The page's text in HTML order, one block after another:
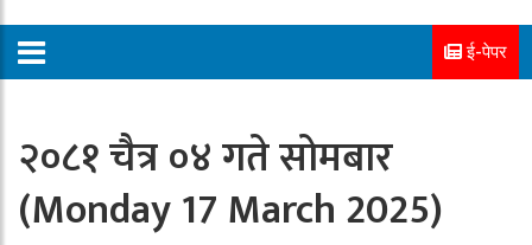
ई-पेपर
२०८१ चैत्र ०४ गते सोमबार
(Monday 17 March 2025)